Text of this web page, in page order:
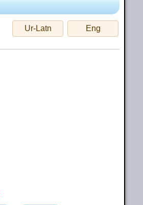
Eng
Ur-Latn